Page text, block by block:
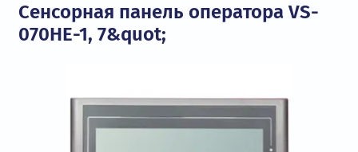
Сенсорная панель оператора VS-
070HE-1, 7&quot;